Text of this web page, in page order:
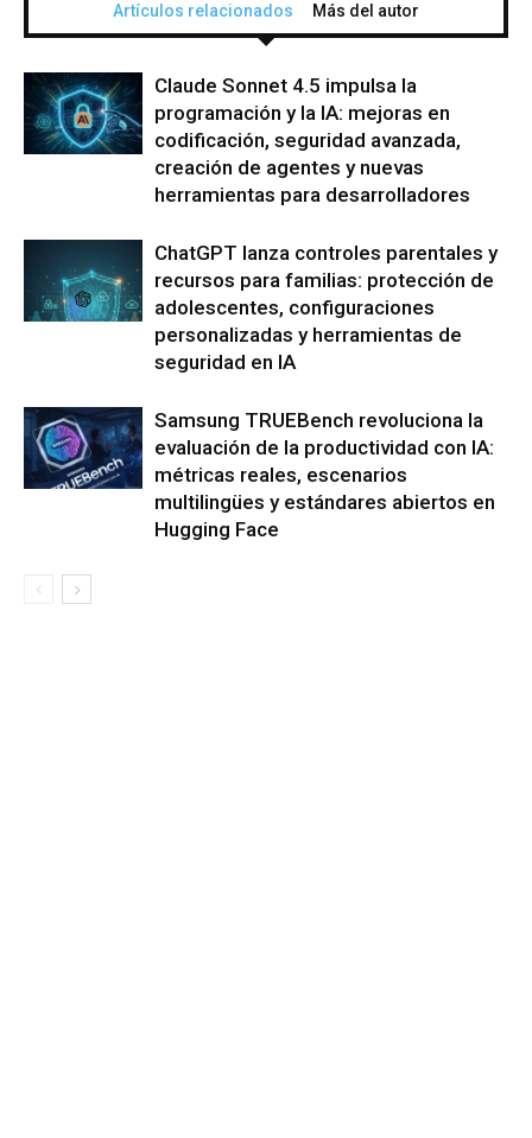
Artículos relacionados Más del autor
Claude Sonnet 4.5 impulsa la
programación y la IA: mejoras en
codificación, seguridad avanzada,
creación de agentes y nuevas
herramientas para desarrolladores
ChatGPT lanza controles parentales y
recursos para familias: protección de
adolescentes, configuraciones
personalizadas y herramientas de
seguridad en IA
Samsung TRUEBench revoluciona la
evaluación de la productividad con IA:
métricas reales, escenarios
multilingües y estándares abiertos en
Hugging Face